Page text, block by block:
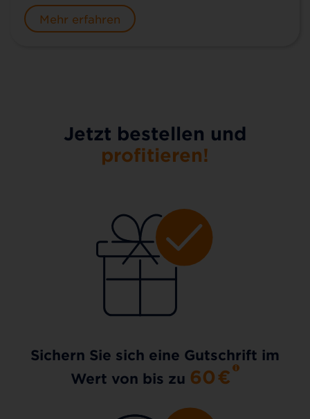
Mehr erfahren
Jetzt bestellen und
profitieren!
Sichern Sie sich eine Gutschrift im
Wert von bis zu 60€